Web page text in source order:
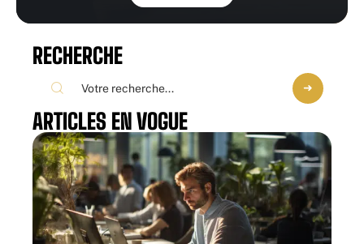
RECHERCHE
ARTICLES EN VOGUE